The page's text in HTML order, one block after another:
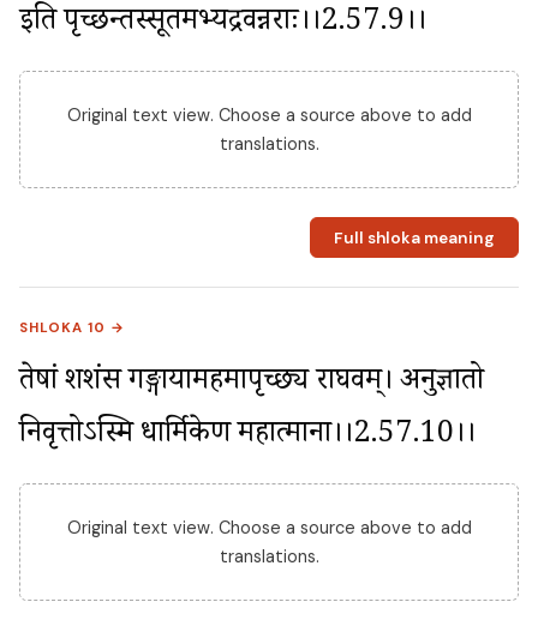
इति पृच्छन्तस्सूतमभ्यद्रवन्नराः।।2.57.9।।
Original text view. Choose a source above to add
translations.
Full shloka meaning
SHLOKA 10 →
तेषां शशंस गङ्गायामहमापृच्छ्य राघवम्। अनुज्ञातो
निवृत्तोऽस्मि धार्मिकेण महात्माना।।2.57.10।।
Original text view. Choose a source above to add
translations.